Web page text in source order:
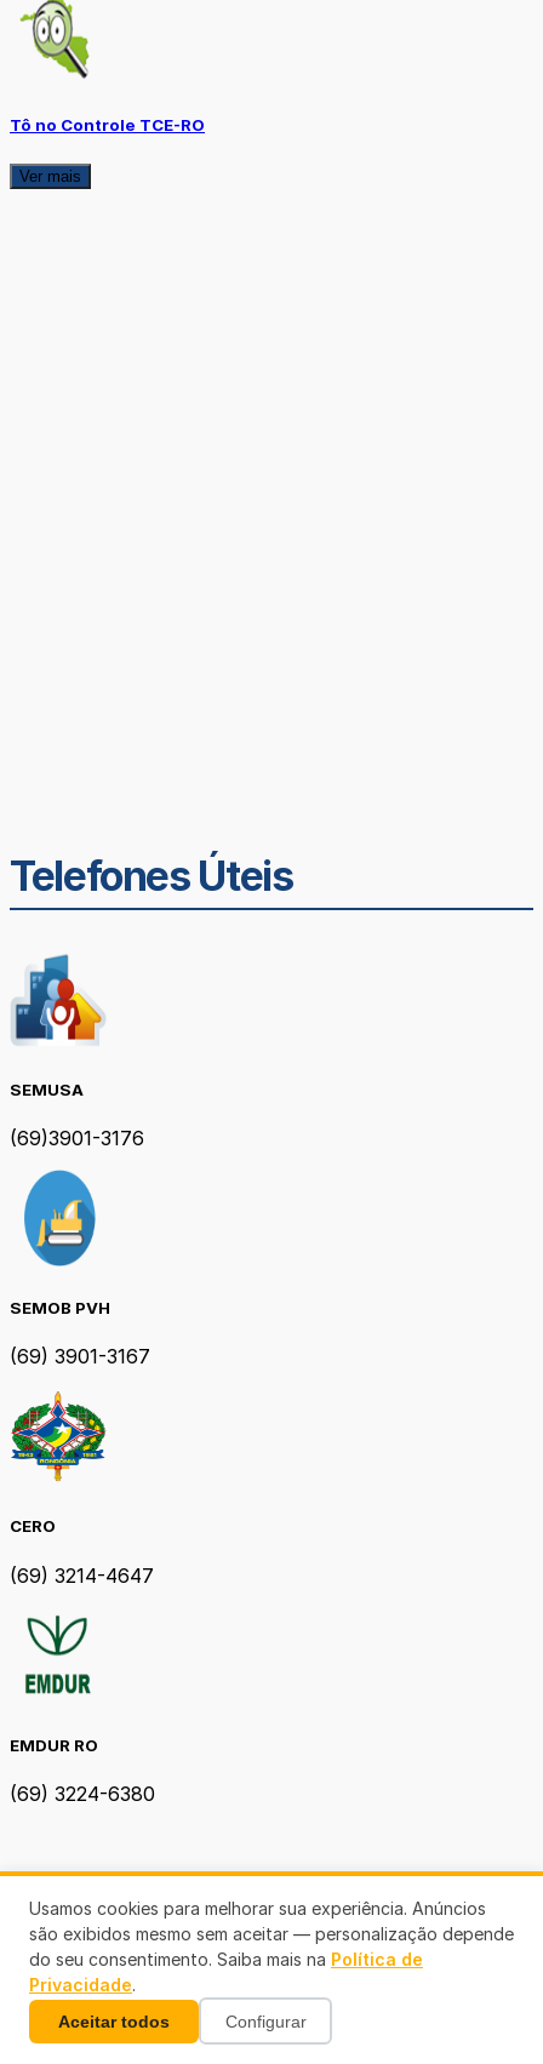
Tô no Controle TCE-RO
Ver mais
Telefones Úteis
SEMUSA
(69)3901-3176
SEMOB PVH
(69) 3901-3167
CERO
(69) 3214-4647
EMDUR RO
(69) 3224-6380
Usamos cookies para melhorar sua experiência. Anúncios
são exibidos mesmo sem aceitar — personalização depende
do seu consentimento. Saiba mais na Política de
Privacidade.
Aceitar todos Configurar